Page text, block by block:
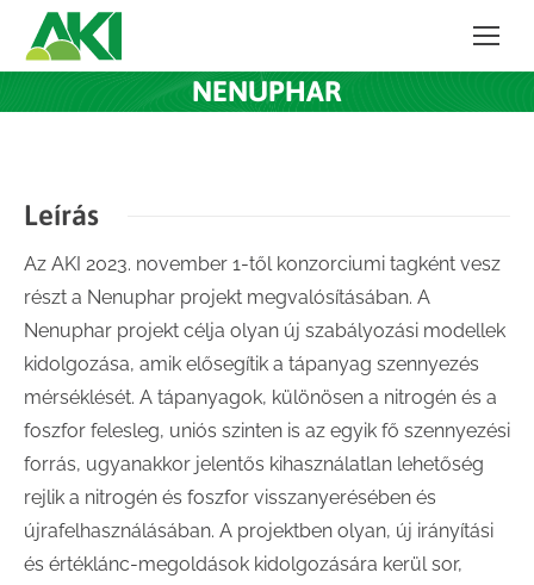
NENUPHAR
Leírás
Az AKI 2023. november 1-től konzorciumi tagként vesz
részt a Nenuphar projekt megvalósításában. A
Nenuphar projekt célja olyan új szabályozási modellek
kidolgozása, amik elősegítik a tápanyag szennyezés
mérséklését. A tápanyagok, különösen a nitrogén és a
foszfor felesleg, uniós szinten is az egyik fő szennyezési
forrás, ugyanakkor jelentős kihasználatlan lehetőség
rejlik a nitrogén és foszfor visszanyerésében és
újrafelhasználásában. A projektben olyan, új irányítási
és értéklánc-megoldások kidolgozására kerül sor,